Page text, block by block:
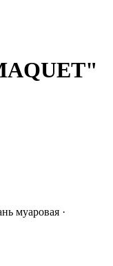
муаровая ·